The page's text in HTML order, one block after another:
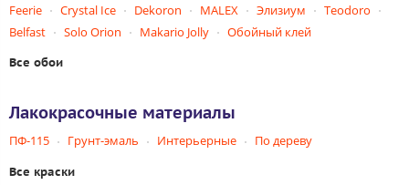
Feerie
Crystal Ice Dekoron MALEX Элизиум
Teodoro
Belfast
Solo Orion Makario Jolly Обойный клей
Все обои
Лакокрасочные материалы
ПФ-115 Грунт-эмаль Интерьерные По дереву
Все краски